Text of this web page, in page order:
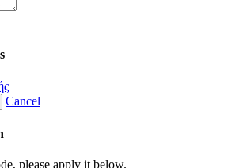
Cancel
please apply it below.